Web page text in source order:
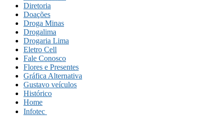
Diretoria
Doações
Droga Minas
Drogalima
Drogaria Lima
Eletro Cell
Fale Conosco
Flores e Presentes
Gráfica Alternativa
Gustavo veículos
Histórico
Home
Infotec